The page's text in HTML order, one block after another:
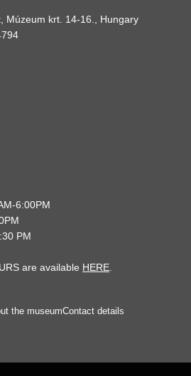
Múzeum krt. 14-16., Hungary
6:00PM
PM
are available HERE
the museumContact details